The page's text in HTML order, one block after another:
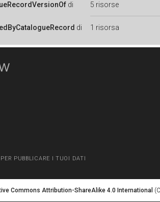
di 5 risorse
di 1 risorsa
PUBBLICARE I TUOI DATI
Commons Attribution-ShareAlike 4.0 International